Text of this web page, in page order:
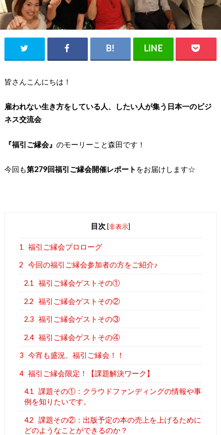
皆さんこんにちは！
雇われない生き方をしている人、したい人が集う日本一のビジ
ネス交流会
『福引ご縁会』 のモーリーこと森田です！
今回も第279回福引ご縁会開催レポート をお届けします☆
目次 [非表示]
1 福引ご縁会プロローグ
2 今回の福引ご縁会参加者の方をご紹介♪
2.1 福引ご縁会ゲストその①
2.2 福引ご縁会ゲストその②
2.3 福引ご縁会ゲストその③
2.4 福引ご縁会ゲストその④
3 今宵も盛況、福引ご縁会！！
4 福引ご縁会限定！【課題解決ワーク】
4.1
課題その①：クラウドファンディングの情報や事
例を知りたいです。
4.2
課題その②：出版予定の本の売上を上げるために
どのようなことができるのか？